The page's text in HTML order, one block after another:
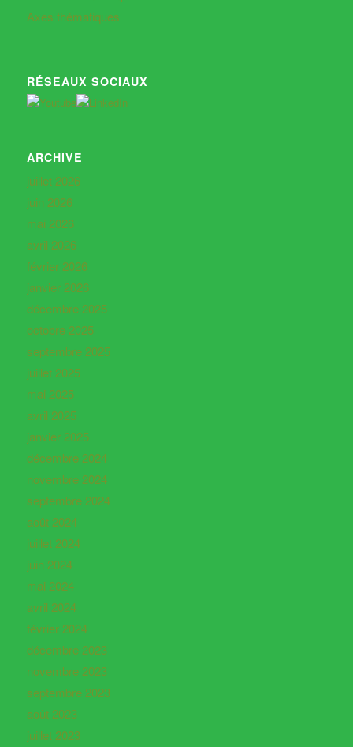
Axes thématiques
RÉSEAUX SOCIAUX
ARCHIVE
juillet 2026
juin 2026
mai 2026
avril 2026
février 2026
janvier 2026
décembre 2025
octobre 2025
septembre 2025
juillet 2025
mai 2025
avril 2025
janvier 2025
décembre 2024
novembre 2024
septembre 2024
août 2024
juillet 2024
juin 2024
mai 2024
avril 2024
février 2024
décembre 2023
novembre 2023
septembre 2023
août 2023
juillet 2023